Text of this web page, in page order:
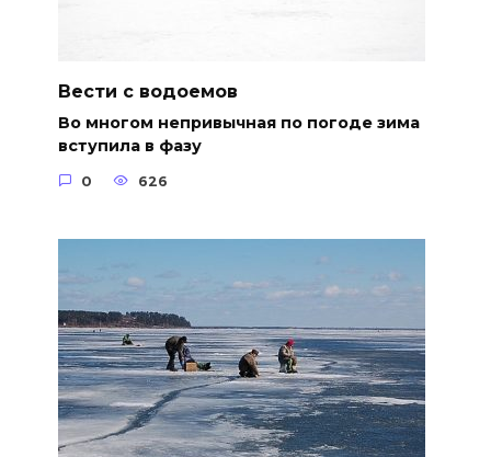
Вести с водоемов
Во многом непривычная по погоде зима
вступила в фазу
0 626